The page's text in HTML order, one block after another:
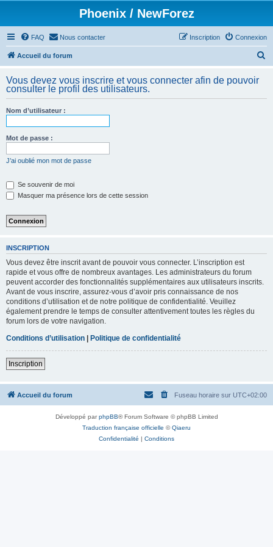
Phoenix / NewForez
FAQ Nous contacter Connexion
Inscription
Accueil du forum
h
Vous devez vous inscrire et vous connecter afin de pouvoir
consulter le profil des utilisateurs.
Nom d’utilisateur :
Mot de passe :
J’ai oublié mon mot de passe
Se souvenir de moi
Masquer ma présence lors de cette session
INSCRIPTION
Vous devez être inscrit avant de pouvoir vous connecter. L’inscription est
rapide et vous offre de nombreux avantages. Les administrateurs du forum
peuvent accorder des fonctionnalités supplémentaires aux utilisateurs inscrits.
Avant de vous inscrire, assurez-vous d’avoir pris connaissance de nos
conditions d’utilisation et de notre politique de confidentialité. Veuillez
également prendre le temps de consulter attentivement toutes les règles du
forum lors de votre navigation.
Conditions d’utilisation | Politique de confidentialité
Inscription
Accueil du forum Fuseau horaire sur UTC+02:00
Développé parphpBB® Forum Software © phpBB Limited
Traduction française officielle ©Qiaeru
Confidentialité | Conditions